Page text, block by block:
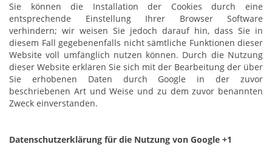
Sie können die Installation der Cookies durch eine
entsprechende Einstellung Ihrer Browser Software
verhindern; wir weisen Sie jedoch darauf hin, dass Sie in
diesem Fall gegebenenfalls nicht sämtliche Funktionen dieser
Website voll umfänglich nutzen können. Durch die Nutzung
dieser Website erklären Sie sich mit der Bearbeitung der über
Sie erhobenen Daten durch Google in der zuvor
beschriebenen Art und Weise und zu dem zuvor benannten
Zweck einverstanden.
Datenschutzerklärung für die Nutzung von Google +1